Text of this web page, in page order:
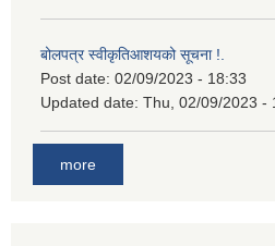
बोलपत्र स्वीकृतिआशयको सूचना !.
Post date: 02/09/2023 - 18:33
Updated date: Thu, 02/09/2023 -
more